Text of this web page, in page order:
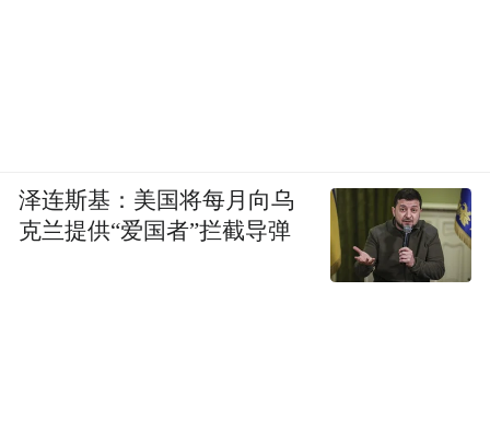
泽连斯基：美国将每月向乌
克兰提供“爱国者”拦截导弹